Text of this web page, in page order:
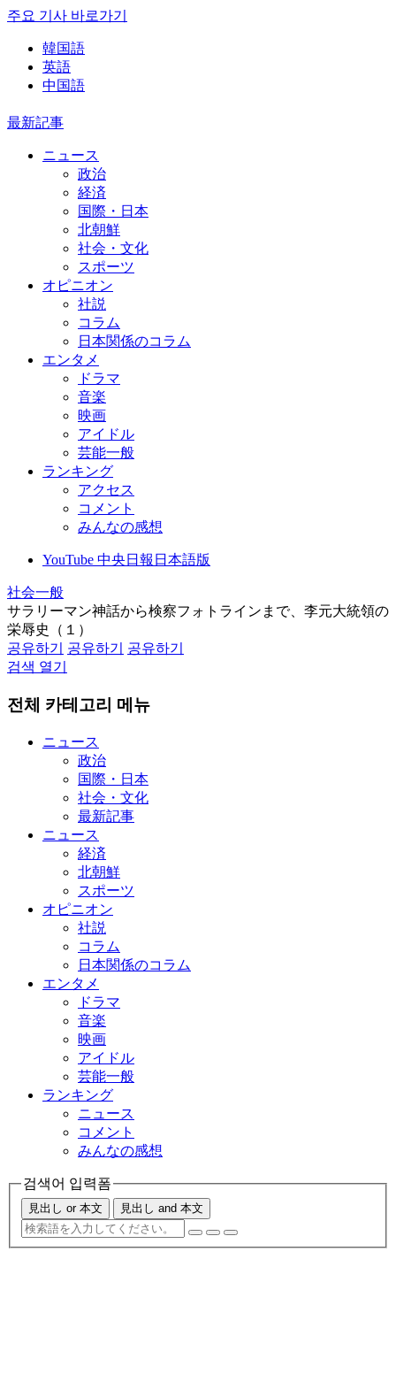
주요 기사 바로가기
韓国語
英語
中国語
最新記事
ニュース
政治
経済
国際・日本
北朝鮮
社会・文化
スポーツ
オピニオン
社説
コラム
日本関係のコラム
エンタメ
ドラマ
音楽
映画
アイドル
芸能一般
ランキング
アクセス
コメント
みんなの感想
YouTube 中央日報日本語版
社会一般
サラリーマン神話から検察フォトラインまで、李元大統領の
栄辱史（１）
공유하기
공유하기
공유하기
검색 열기
전체 카테고리 메뉴
ニュース
政治
国際・日本
社会・文化
最新記事
ニュース
経済
北朝鮮
スポーツ
オピニオン
社説
コラム
日本関係のコラム
エンタメ
ドラマ
音楽
映画
アイドル
芸能一般
ランキング
ニュース
コメント
みんなの感想
검색어 입력폼
見出し or 本文 見出し and 本文